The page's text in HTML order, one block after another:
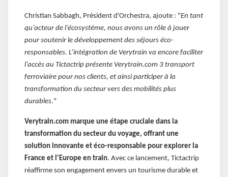
Christian Sabbagh, Président d'Orchestra, ajoute : "En tant
qu’acteur de l’écosystème, nous avons un rôle à jouer
pour soutenir le développement des séjours éco-
responsables. L’intégration de Verytrain va encore faciliter
l’accès au Tictactrip présente Verytrain.com 3 transport
ferroviaire pour nos clients, et ainsi participer à la
transformation du secteur vers des mobilités plus
durables."
Verytrain.com marque une étape cruciale dans la
transformation du secteur du voyage, offrant une
solution innovante et éco-responsable pour explorer la
France et l'Europe en train. Avec ce lancement, Tictactrip
réaffirme son engagement envers un tourisme durable et